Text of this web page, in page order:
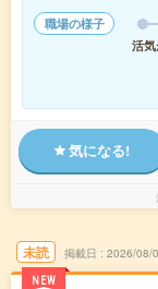
職場の様子
活
気になる!
未読
NEW
掲載日 2026/08/